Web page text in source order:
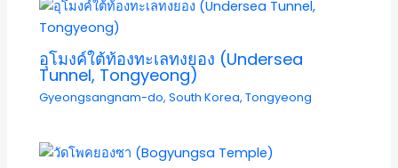
อุโมงค์ใต้ท้องทะเลทงยอง (Undersea
Tunnel, Tongyeong)
Gyeongsangnam-do,South Korea,Tongyeong